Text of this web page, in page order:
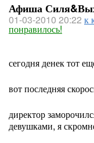
Афиша
01-03-2010 20:22 к
понравилось!
сегодня денек тот
вот последняя
директор
девушками, я